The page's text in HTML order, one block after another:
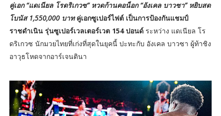
คู่เอก “แดเนียล โรดริเกวซ” หวดก้านคอน็อก “อังเคล บาวซา” หยิบสด
โบนัส 1,550,000 บาทคู่เอกซูเปอร์ไฟต์ เป็นการป้องกันแชมป์
ราชดำเนิน รุ่นซูเปอร์เวลเตอร์เวต 154 ปอนด์ ระหว่าง แดเนียล โร
ดริเกวซ นักมวยไทยที่เก่งที่สุดในยุคนี้ ปะทะกับ อังเคล บาวซา ผู้ท้าชิง
อาวุธโหดจากอาร์เจนตินา